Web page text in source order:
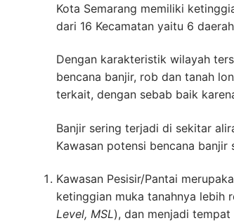
Kota Semarang memiliki
dari 16 Kecamatan yaitu 6
Dengan karakteristik wilayah
bencana banjir, rob dan tanah
terkait, dengan sebab baik
Banjir sering terjadi di sekitar
Kawasan potensi bencana
Kawasan Pesisir/Pantai
ketinggian muka tanahnya lebih
Level, MSL), dan menjadi